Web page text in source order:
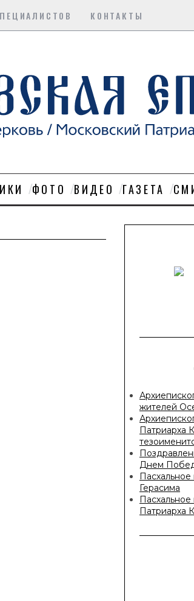
КОНТАКТЫ
ФОТО ВИДЕО ГАЗЕТА
жителей
Патриарха
Днем
Герасима
Патриарха